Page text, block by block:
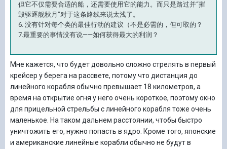
但它不仅需要合适的船，还需要使用它的能力。而只是路过并“摧
毁驱逐舰秋月”对于这条路线来说太浅了。
6. 没有针对每个类的最佳行动的建议（不是必需的，但可取的？
7.最重要的事情没有说——如何获得最大的利润？
Мне кажется, что будет довольно сложно стрелять в первый
крейсер у берега на рассвете, потому что дистанция до
линейного корабля обычно превышает 18 километров, а
время на открытие огня у него очень короткое, поэтому окно
для прицельной стрельбы с линейного корабля тоже очень
маленькое. На таком дальнем расстоянии, чтобы быстро
уничтожить его, нужно попасть в ядро. Кроме того, японские
и американские линейные корабли обычно не будут в